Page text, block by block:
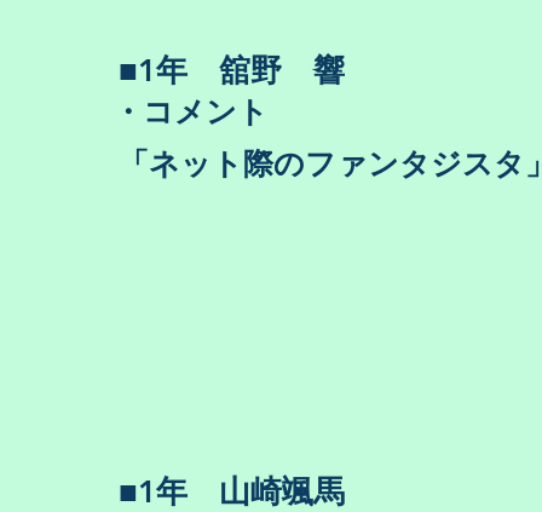
​■1年 舘野 響
・コメント
「ネット際のファンタジスタ
​■1年 山崎颯馬